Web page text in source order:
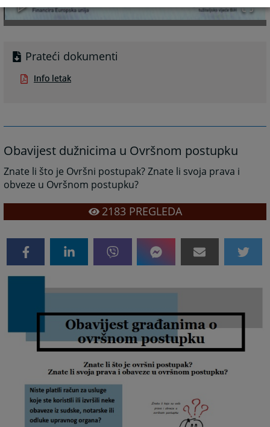
Prateći dokumenti
Info letak
Obavijest dužnicima u Ovršnom postupku
Znate li što je Ovršni postupak? Znate li svoja prava i
obveze u Ovršnom postupku?
2183PREGLEDA